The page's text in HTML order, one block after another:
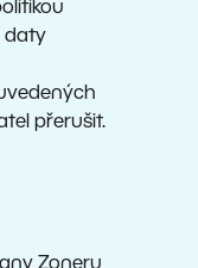
daty
přerušit.